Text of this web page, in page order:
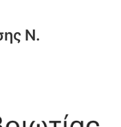
Ν.